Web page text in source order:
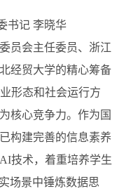
书记 李晓华
员会主任委员、浙江
经贸大学的精心筹备
形态和社会运行方
核心竞争力。作为国
构建完善的信息素养
技术，着重培养学生
场景中锤炼数据思